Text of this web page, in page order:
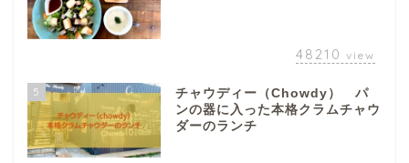
48210 view
5
チャウディー（Chowdy） パ
ンの器に入った本格クラムチャウ
ダーのランチ
西濃地域
大垣市